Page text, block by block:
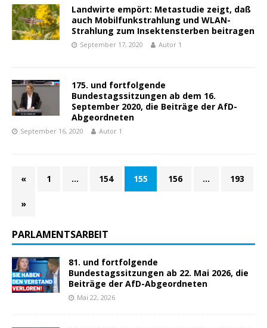
Landwirte empört: Metastudie zeigt, daß
auch Mobilfunkstrahlung und WLAN-
Strahlung zum Insektensterben beitragen
September 17, 2020 Autor 1
175. und fortfolgende
Bundestagssitzungen ab dem 16.
September 2020, die Beiträge der AfD-
Abgeordneten
September 16, 2020 Autor 1
« 1 … 154 155 156 … 193
»
PARLAMENTSARBEIT
81. und fortfolgende
Bundestagssitzungen ab 22. Mai 2026, die
Beiträge der AfD-Abgeordneten
Mai 22, 2026